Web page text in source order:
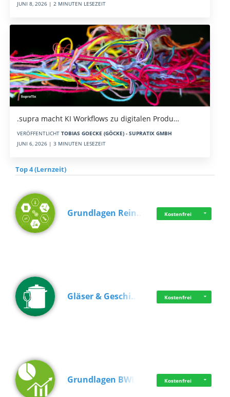
JUNI 8, 2026 | 2 MINUTEN LESEZEIT
.supra macht KI Workflows zu digitalen Produ…
VERÖFFENTLICHT TOBIAS GOECKE (GÖCKE) - SUPRATIX GMBH
JUNI 6, 2026 | 3 MINUTEN LESEZEIT
Top 4 (Lernzeit)
Grundlagen Rein… Kostenfrei
Gläser & Geschi… Kostenfrei
Grundlagen BWL Kostenfrei